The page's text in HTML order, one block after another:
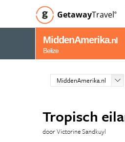
GetawayTravel©
MiddenAmerika.nl
Belize
MiddenAmerika.nl
Tropisch
door Victorine Sandkuyl